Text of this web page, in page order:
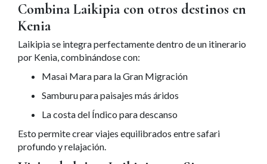
Combina Laikipia con otros destinos en
Kenia
Laikipia se integra perfectamente dentro de un itinerario
por Kenia, combinándose con:
Masai Mara para la Gran Migración
Samburu para paisajes más áridos
La costa del Índico para descanso
Esto permite crear viajes equilibrados entre safari
profundo y relajación.